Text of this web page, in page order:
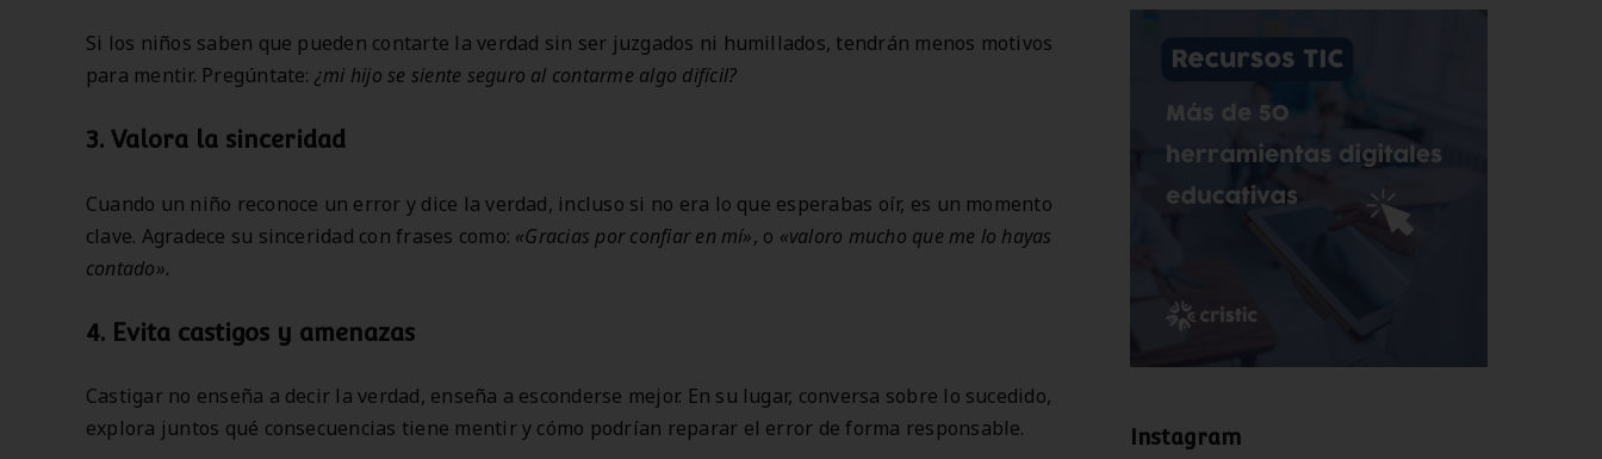
Si los niños saben que pueden contarte la verdad sin ser juzgados ni humillados, tendrán menos motivos
para mentir. Pregúntate: ¿mi hijo se siente seguro al contarme algo difícil?
3. Valora la sinceridad
Cuando un niño reconoce un error y dice la verdad, incluso si no era lo que esperabas oír, es un momento
clave. Agradece su sinceridad con frases como: «Gracias por confiar en mí», o «valoro mucho que me lo hayas
contado».
4. Evita castigos y amenazas
Castigar no enseña a decir la verdad, enseña a esconderse mejor. En su lugar, conversa sobre lo sucedido,
explora juntos qué consecuencias tiene mentir y cómo podrían reparar el error de forma responsable.
Instagram